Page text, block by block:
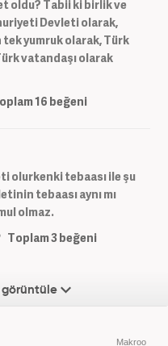
oldu? Tabii ki birlik ve
Devleti olarak,
yumruk olarak, Türk
vatandaşı olarak
16 beğeni
olurkenki tebaası ile şu
tebaası aynı mı
olmaz.
Toplam3beğeni
görüntüle
Makroo